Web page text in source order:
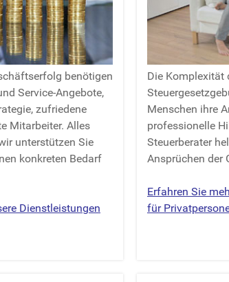
benötigen
Service-Angebote,
zufriedene
Mitarbeiter. Alles
unterstützen Sie
konkreten Bedarf
Dienstleistungen
Die Komplexität
Menschen ihre
professionelle
Steuerberater
Ansprüchen der
Erfahren Sie
für